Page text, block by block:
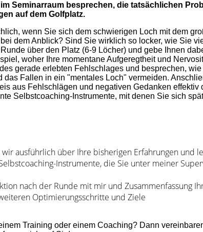
Seminarraum besprechen, die tatsächlichen
auf dem Golfplatz.
wenn Sie sich dem schwierigen Loch mit dem
dem Anblick? Sind Sie wirklich so locker, wie Sie
über den Platz (6-9 Löcher) und gebe Ihnen
woher Ihre momentane Aufgeregtheit und
gerade erlebten Fehlschlages und besprechen,
das Fallen in ein "mentales Loch" vermeiden.
aus Fehlschlägen und negativen Gedanken
Selbstcoaching-Instrumente, mit denen Sie sich
ausführlich über Ihre bisherigen Erfahrungen und
Instrumente, die Sie unter meiner
nach der Runde mit mir und Zusammenfassung
Optimierungsschritte und Ziele
Training oder einem Coaching? Dann